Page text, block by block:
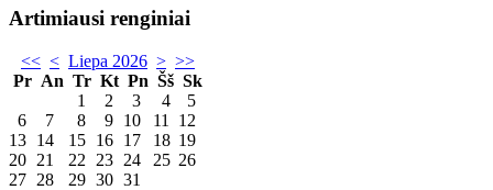
Artimiausi renginiai
<< < Liepa 2026 > >>
Pr An Tr Kt Pn Šš Sk
1
2 3 4
5
6
7 8 9 10 11
12
13 14 15 16 17 18 19
20 21 22 23 24 25 26
27 28 29 30 31